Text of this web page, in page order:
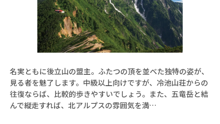
名実ともに後立山の盟主。ふたつの頂を並べた独特の姿が、
見る者を魅了します。中級以上向けですが、冷池山荘からの
往復ならば、比較的歩きやすいでしょう。また、五竜岳と結
んで縦走すれば、北アルプスの雰囲気を満…